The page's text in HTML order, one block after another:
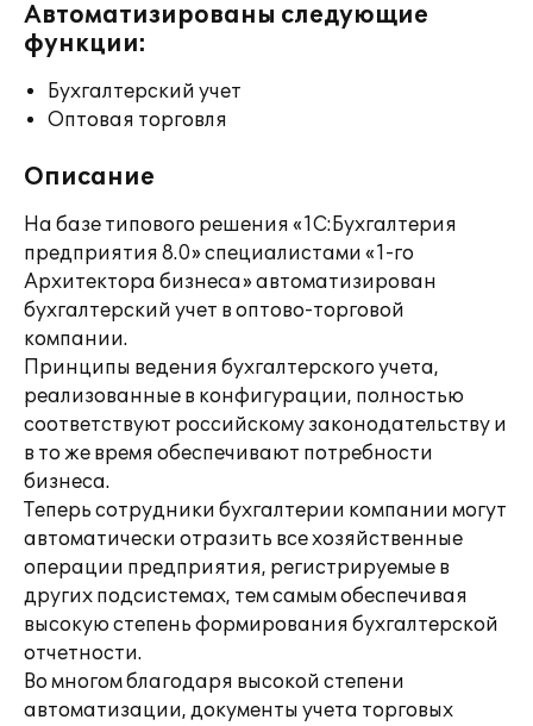
Автоматизированы следующие
функции:
Бухгалтерский учет
Оптовая торговля
Описание
На базе типового решения «1С:Бухгалтерия
предприятия 8.0» специалистами «1-го
Архитектора бизнеса» автоматизирован
бухгалтерский учет в оптово-торговой
компании.
Принципы ведения бухгалтерского учета,
реализованные в конфигурации, полностью
соответствуют российскому законодательству и
в то же время обеспечивают потребности
бизнеса.
Теперь сотрудники бухгалтерии компании могут
автоматически отразить все хозяйственные
операции предприятия, регистрируемые в
других подсистемах, тем самым обеспечивая
высокую степень формирования бухгалтерской
отчетности.
Во многом благодаря высокой степени
автоматизации, документы учета торговых